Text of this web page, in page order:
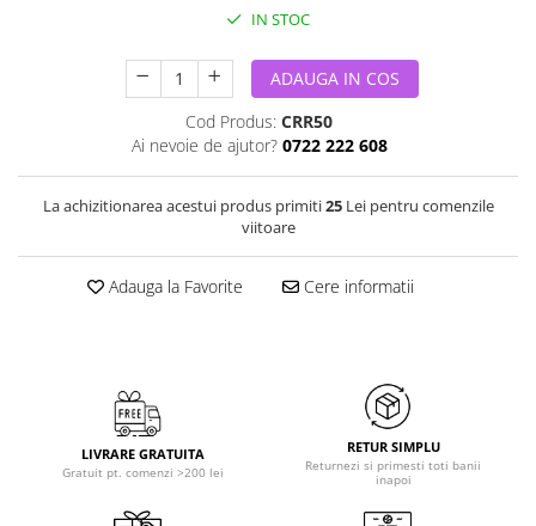
IN STOC
ADAUGA IN COS
Cod Produs: CRR50
Ai nevoie de ajutor? 0722 222 608
La achizitionarea acestui produs primiti25Lei pentru comenzile
viitoare
Adauga la Favorite Cere informatii
LIVRARE GRATUITA
Gratuit pt. comenzi >200 lei
RETUR SIMPLU
Returnezi si primesti toti banii
inapoi